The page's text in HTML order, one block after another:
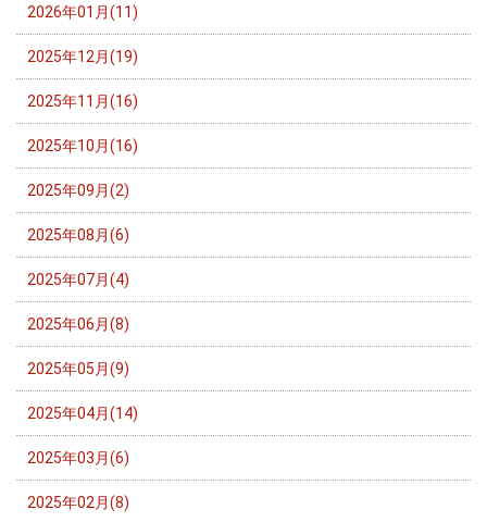
2026年01月(11)
2025年12月(19)
2025年11月(16)
2025年10月(16)
2025年09月(2)
2025年08月(6)
2025年07月(4)
2025年06月(8)
2025年05月(9)
2025年04月(14)
2025年03月(6)
2025年02月(8)